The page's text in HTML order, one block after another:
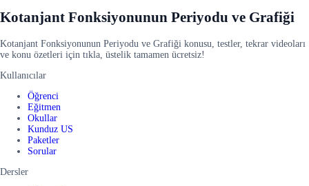
Kotanjant Fonksiyonunun Periyodu ve Grafiği
Kotanjant Fonksiyonunun Periyodu ve Grafiği konusu, testler, tekrar videoları
ve konu özetleri için tıkla, üstelik tamamen ücretsiz!
Kullanıcılar
Öğrenci
Eğitmen
Okullar
Kunduz US
Paketler
Sorular
Dersler